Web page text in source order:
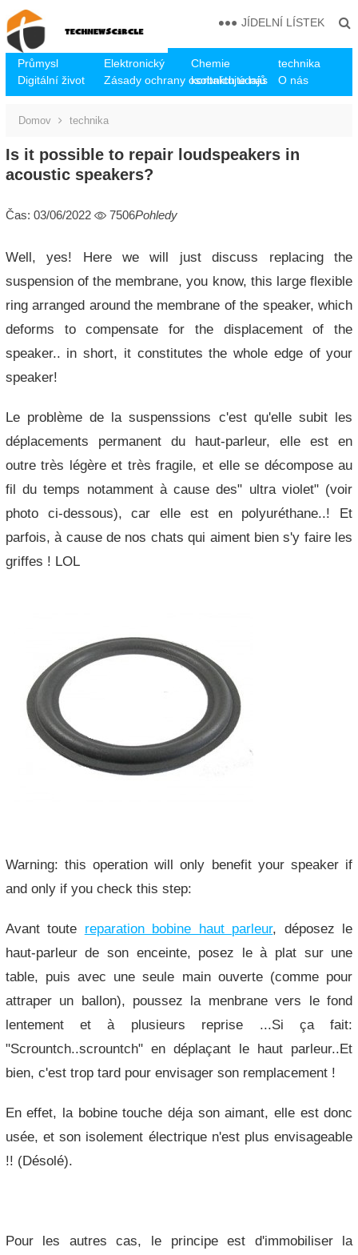
Průmysl Elektronický Chemie
technika
Digitální život
Zásady ochrany osobních údajů
kontaktujte nás O nás
JÍDELNÍ LÍSTEK
Domov technika
Is it possible to repair loudspeakers in
acoustic speakers?
Čas: 03/06/2022 7506Pohledy
Well, yes! Here we will just discuss replacing the
suspension of the membrane, you know, this large flexible
ring arranged around the membrane of the speaker, which
deforms to compensate for the displacement of the
speaker.. in short, it constitutes the whole edge of your
speaker!
Le problème de la suspenssions c'est qu'elle subit les
déplacements permanent du haut-parleur, elle est en
outre très légère et très fragile, et elle se décompose au
fil du temps notamment à cause des" ultra violet" (voir
photo ci-dessous), car elle est en polyuréthane..! Et
parfois, à cause de nos chats qui aiment bien s'y faire les
griffes ! LOL
Warning: this operation will only benefit your speaker if
and only if you check this step:
Avant toute reparation bobine haut parleur, déposez le
haut-parleur de son enceinte, posez le à plat sur une
table, puis avec une seule main ouverte (comme pour
attraper un ballon), poussez la menbrane vers le fond
lentement et à plusieurs reprise ...Si ça fait:
"Scrountch..scrountch" en déplaçant le haut parleur..Et
bien, c'est trop tard pour envisager son remplacement !
En effet, la bobine touche déja son aimant, elle est donc
usée, et son isolement électrique n'est plus envisageable
!! (Désolé).
Pour les autres cas, le principe est d'immobiliser la